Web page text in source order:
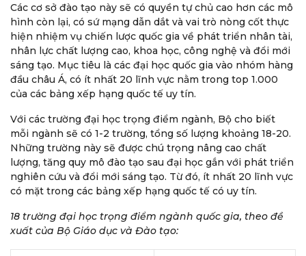
Các cơ sở đào tạo này sẽ có quyền tự chủ cao hơn các mô
hình còn lại, có sứ mạng dẫn dắt và vai trò nòng cốt thực
hiện nhiệm vụ chiến lược quốc gia về phát triển nhân tài,
nhân lực chất lượng cao, khoa học, công nghệ và đổi mới
sáng tạo. Mục tiêu là các đại học quốc gia vào nhóm hàng
đầu châu Á, có ít nhất 20 lĩnh vực nằm trong top 1.000
của các bảng xếp hạng quốc tế uy tín.
Với các trường đại học trọng điểm ngành, Bộ cho biết
mỗi ngành sẽ có 1-2 trường, tổng số lượng khoảng 18-20.
Những trường này sẽ được chú trọng nâng cao chất
lượng, tăng quy mô đào tạo sau đại học gắn với phát triển
nghiên cứu và đổi mới sáng tạo. Từ đó, ít nhất 20 lĩnh vực
có mặt trong các bảng xếp hạng quốc tế có uy tín.
18 trường đại học trọng điểm ngành quốc gia, theo đề
xuất của Bộ Giáo dục và Đào tạo: